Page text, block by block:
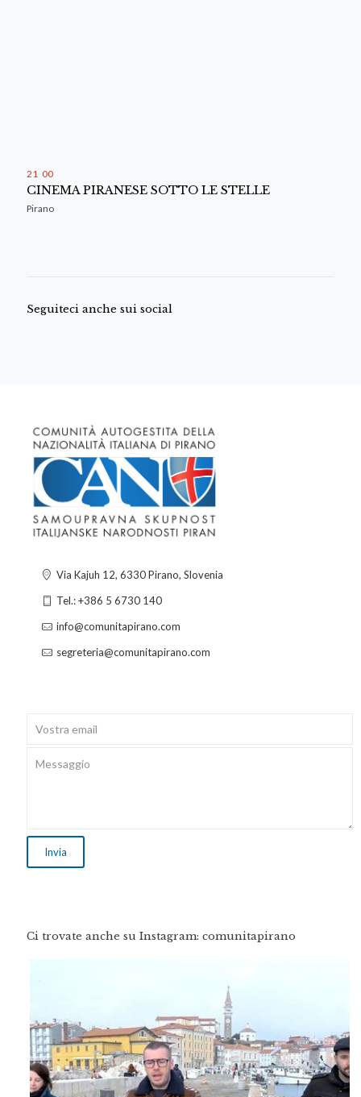
21 00
CINEMA PIRANESE SOTTO LE STELLE
Pirano
Seguiteci anche sui social
Via Kajuh 12, 6330 Pirano, Slovenia
Tel.: +386 5 6730 140
info@comunitapirano.com
segreteria@comunitapirano.com
Ci trovate anche su Instagram: comunitapirano